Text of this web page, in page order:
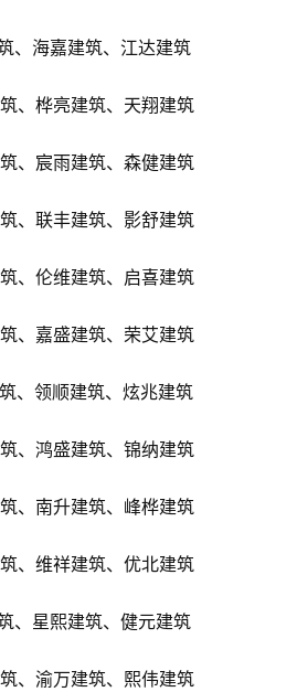
、海嘉建筑、江达建筑
、桦亮建筑、天翔建筑
、宸雨建筑、森健建筑
、联丰建筑、影舒建筑
、伦维建筑、启喜建筑
、嘉盛建筑、荣艾建筑
、领顺建筑、炫兆建筑
、鸿盛建筑、锦纳建筑
、南升建筑、峰桦建筑
、维祥建筑、优北建筑
、星熙建筑、健元建筑
、渝万建筑、熙伟建筑